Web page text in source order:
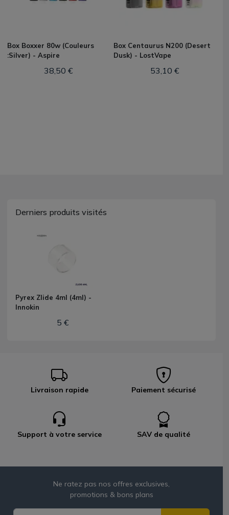
Box Boxxer 80w (Couleurs
:Silver) - Aspire
38,50 €
Box Centaurus N200 (Desert
Dusk) - LostVape
53,10 €
Derniers produits visités
Pyrex Zlide 4ml (4ml) -
Innokin
5 €
Livraison rapide Paiement sécurisé
Support à votre service SAV de qualité
Ne ratez pas nos offres exclusives,
promotions & bons plans